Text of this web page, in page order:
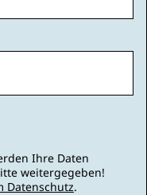
Ihre Daten
weitergegeben!
Datenschutz.